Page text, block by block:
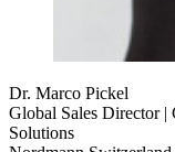
Dr. Marco Pickel
Global Sales Director |
Solutions